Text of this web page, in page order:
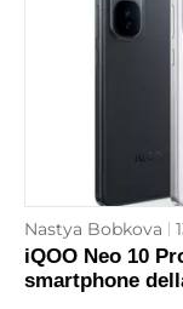
Nastya Bobkova
iQOO Neo 10
smartphone